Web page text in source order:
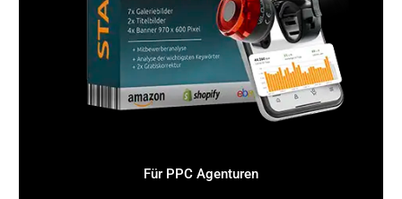
Amazon Brand Store Vorlagen: Layouts für
deinen Shop: Häufige Fehler und wie du sie
vermeidest
Damit dein
wirklich erfolgreich wird,
solltest du diese Fehler vermeiden:
logische Seitenstrukturen.
Für PPC Agenturen